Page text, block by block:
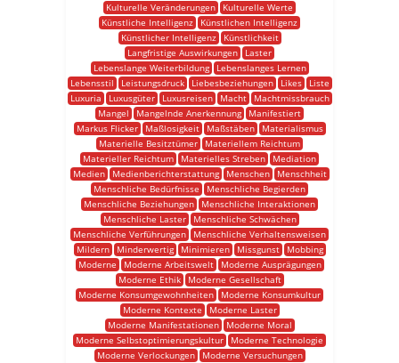
Kulturelle Veränderungen
Kulturelle Werte
Künstliche Intelligenz
Künstlichen Intelligenz
Künstlicher Intelligenz
Künstlichkeit
Langfristige Auswirkungen
Laster
Lebenslange Weiterbildung
Lebenslanges Lernen
Lebensstil
Leistungsdruck Liebesbeziehungen Likes
Liste
Luxuria
Luxusgüter Luxusreisen Macht
Machtmissbrauch
Mangel
Mangelnde Anerkennung
Manifestiert
Markus Flicker
Maßlosigkeit Maßstäben
Materialismus
Materielle Besitztümer
Materiellem Reichtum
Materieller Reichtum
Materielles Streben
Mediation
Medien
Medienberichterstattung Menschen
Menschheit
Menschliche Bedürfnisse
Menschliche Begierden
Menschliche Beziehungen
Menschliche Interaktionen
Menschliche Laster
Menschliche Schwächen
Menschliche Verführungen
Menschliche Verhaltensweisen
Mildern
Minderwertig Minimieren Missgunst
Mobbing
Moderne
Moderne Arbeitswelt
Moderne Ausprägungen
Moderne Ethik
Moderne Gesellschaft
Moderne Konsumgewohnheiten
Moderne Konsumkultur
Moderne Kontexte
Moderne Laster
Moderne Manifestationen
Moderne Moral
Moderne Selbstoptimierungskultur
Moderne Technologie
Moderne Verlockungen
Moderne Versuchungen